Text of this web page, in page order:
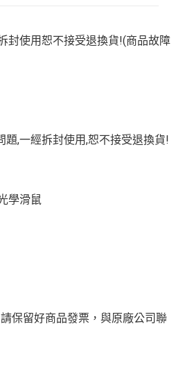
封使用恕不接受退換貨!(商品故障
,一經拆封使用,恕不接受退換貨!
學滑鼠
保留好商品發票，與原廠公司聯